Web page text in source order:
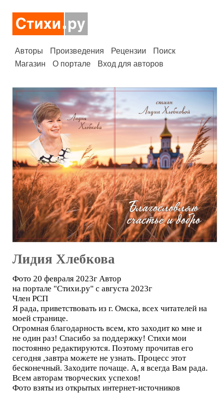
Авторы Произведения Рецензии
Поиск
Магазин
О портале Вход для авторов
Лидия Хлебкова
Фото 20 февраля 2023г Автор
на портале "Стихи.ру" с августа 2023г
Член РСП
Я рада, приветствовать из г. Омска, всех читателей на
моей странице.
Огромная благодарность всем, кто заходит ко мне и
не один раз! Спасибо за поддержку! Стихи мои
постоянно редактируются. Поэтому прочитав его
сегодня ,завтра можете не узнать. Процесс этот
бесконечный. Заходите почаще. А, я всегда Вам рада.
Всем авторам творческих успехов!
Фото взяты из открытых интернет-источников